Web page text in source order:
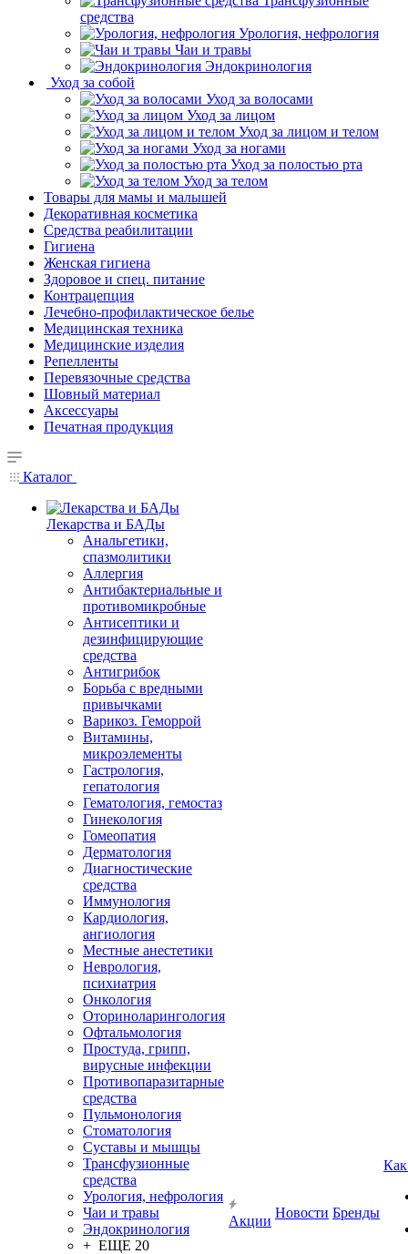
средства
Урология, нефрология
Чаи и травы
Эндокринология
Уход за собой
Уход за волосами
Уход за лицом
Уход за лицом и телом
Уход за ногами
Уход за полостью рта
Уход за телом
Товары для мамы и малышей
Декоративная косметика
Средства реабилитации
Гигиена
Женская гигиена
Здоровое и спец. питание
Контрацепция
Лечебно-профилактическое белье
Медицинская техника
Медицинские изделия
Репелленты
Перевязочные средства
Шовный материал
Аксессуары
Печатная продукция
Каталог
Лекарства и БАДы
Анальгетики,
спазмолитики
Аллергия
Антибактериальные и
противомикробные
Антисептики и
дезинфицирующие
средства
Антигрибок
Борьба с вредными
привычками
Варикоз. Геморрой
Витамины,
микроэлементы
Гастрология,
гепатология
Гематология, гемостаз
Гинекология
Гомеопатия
Дерматология
Диагностические
средства
Иммунология
Кардиология,
ангиология
Местные анестетики
Неврология,
психиатрия
Онкология
Оториноларингология
Офтальмология
Простуда, грипп,
вирусные инфекции
Противопаразитарные
средства
Пульмонология
Стоматология
Суставы и мышцы
Трансфузионные
средства
Урология, нефрология
Чаи и травы
Эндокринология
+ ЕЩЕ 20
Акции
Новости Бренды